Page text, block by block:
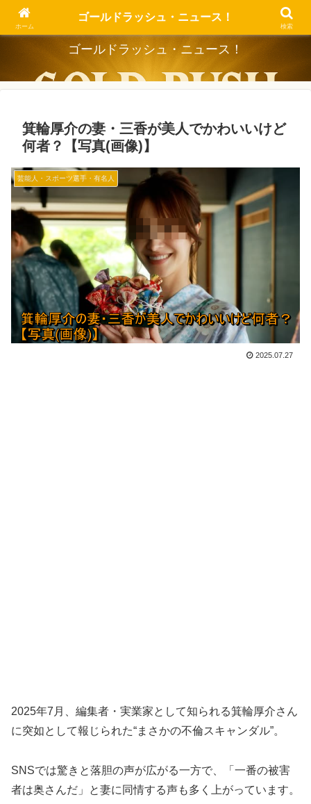
Dig the Trend, Strike the Gold.
ゴールドラッシュ・ニュース！
箕輪厚介の妻・三香が美人でかわいいけど
何者？【写真(画像)】
芸能人・スポーツ選手・有名人
2025.07.27
2025年7月、編集者・実業家として知られる箕輪厚介さん
に突如として報じられた“まさかの不倫スキャンダル”。
SNSでは驚きと落胆の声が広がる一方で、「一番の被害
者は奥さんだ」と妻に同情する声も多く上がっています。
ホーム
ゴールドラッシュ・ニュース！
検索